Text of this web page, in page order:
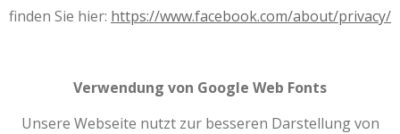
finden Sie hier: https://www.facebook.com/about/privacy/
Verwendung von Google Web Fonts
Unsere Webseite nutzt zur besseren Darstellung von